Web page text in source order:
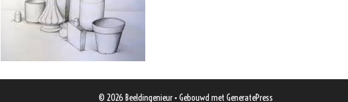
© 2026 Beeldingenieur • Gebouwd met GeneratePress